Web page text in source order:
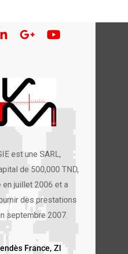
est une SARL,
de 500,000 TND,
en juillet 2006 et a
des prestations
septembre 2007.
France, ZI